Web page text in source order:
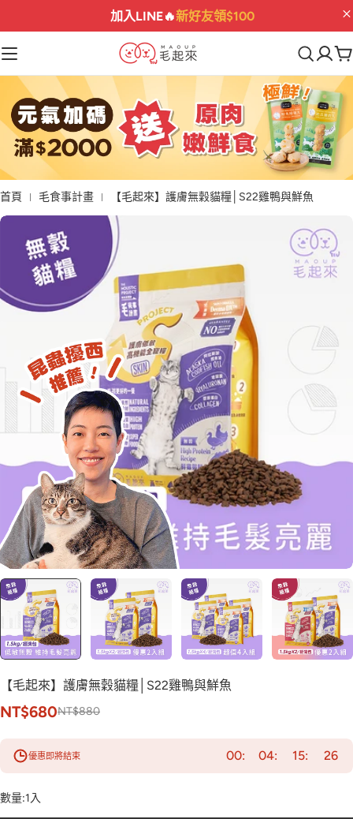
折$222最後機會 03 : 04 :
購
物
車
首頁 毛食事計畫 【毛起來】護膚無穀貓糧│S22雞鴨與鮮魚
【毛起來】護膚無穀貓糧│S22雞鴨與鮮魚
NT$680NT$880
優惠即將結束 00 04 15 24
數量:1入